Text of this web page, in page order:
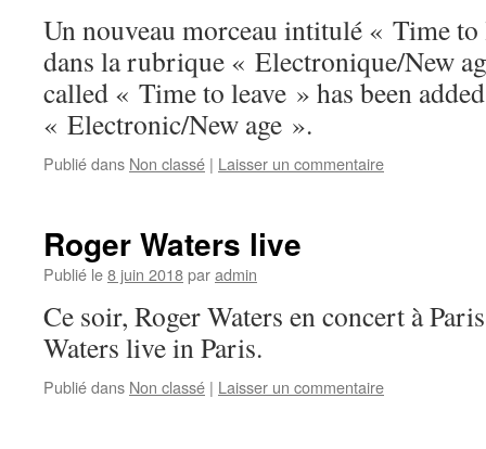
Un nouveau morceau intitulé « Time to
dans la rubrique « Electronique/New
called « Time to leave » has been
« Electronic/New age ».
Publié dans Non classé | Laisser un commentaire
Roger Waters live
Publié le8 juin 2018paradmin
Ce soir, Roger Waters en concert à
Waters live in Paris.
Publié dans Non classé | Laisser un commentaire